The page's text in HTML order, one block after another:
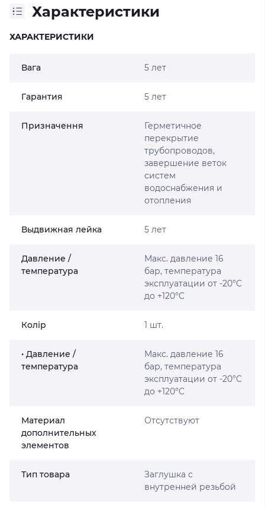
Характеристики
ХАРАКТЕРИСТИКИ
Вага 5 лет
Гарантия 5 лет
Призначення
Герметичное
перекрытие
трубопроводов,
завершение веток
систем
водоснабжения и
отопления
Выдвижная лейка 5 лет
Давление /
температура
Макс. давление 16
бар, температура
эксплуатации от -20°C
до +120°C
Колір 1 шт.
• Давление /
температура
Макс. давление 16
бар, температура
эксплуатации от -20°C
до +120°C
Материал
дополнительных
элементов
Отсутствуют
Тип товара
Заглушка с
внутренней резьбой